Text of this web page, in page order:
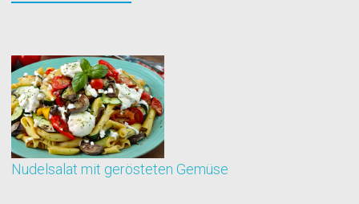
Nudelsalat mit gerösteten Gemüse